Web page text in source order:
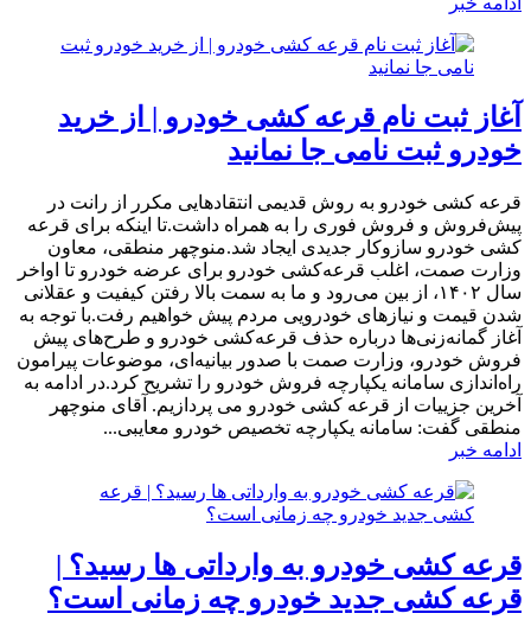
آغاز ثبت نام قرعه کشی خودرو | از خرید
خودرو ثبت نامی جا نمانید
​قرعه کشی خودرو به روش قدیمی انتقادهایی مکرر از رانت در
پیش‌فروش و فروش فوری را به همراه داشت.تا اینکه برای قرعه
کشی خودرو سازوکار جدیدی ایجاد شد.منوچهر منطقی، معاون
وزارت صمت، اغلب قرعه‌کشی‌ خودرو برای عرضه خودرو تا اواخر
سال ۱۴۰۲، از بین می‌رود و ما به سمت بالا رفتن کیفیت و عقلانی
شدن قیمت و نیازهای خودرویی مردم پیش خواهیم رفت.با توجه به
آغاز گمانه‌زنی‌ها درباره حذف قرعه‌کشی‌ خودرو و طرح‌های پیش
فروش خودرو، وزارت صمت با صدور بیانیه‌ای، موضوعات پیرامون
راه‌اندازی سامانه یکپارچه فروش خودرو را تشریح کرد.در ادامه به
آخرین جزییات از قرعه کشی خودرو می پردازیم. آقای منوچهر
منطقی گفت: سامانه یکپارچه تخصیص خودرو معایبی...
ادامه خبر
قرعه کشی خودرو به وارداتی ها رسید؟ |
قرعه کشی جدید خودرو چه زمانی است؟